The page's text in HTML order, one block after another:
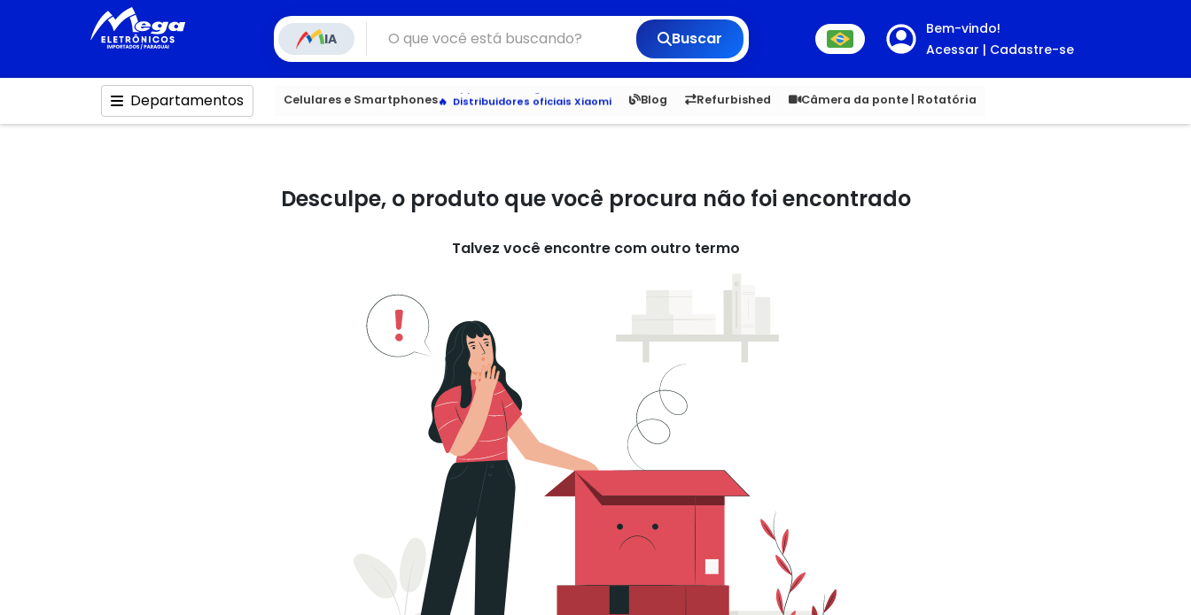
IA Buscar
Bem-vindo!
Acessar | Cadastre-se
Departamentos Celulares e Smartphones
Distribuidores oficiais Xiaomi
Blog Refurbished Câmera da ponte | Rotatória
6,050 5.20 1,900 1.00
Desculpe, o produto que você procura não foi encontrado
Talvez você encontre com outro termo